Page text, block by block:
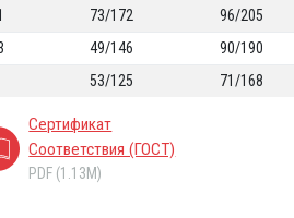
73/172
96/205
49/146
90/190
53/125
71/168
Сертификат
Соответствия (ГОСТ)
PDF (1.13M)